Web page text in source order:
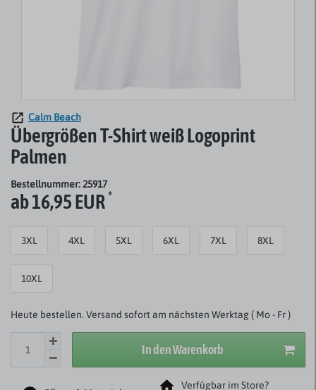
Calm Beach
Übergrößen T-Shirt weiß Logoprint
Palmen
Bestellnummer: 25917
ab 16,95 EUR*
3XL 4XL 5XL 6XL 7XL 8XL
10XL
Heute bestellen. Versand sofort am nächsten Werktag ( Mo - Fr )
In den Warenkorb
Verfügbar im Store?